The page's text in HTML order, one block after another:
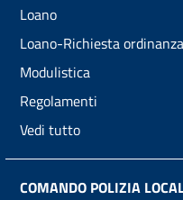
Loano
Loano-Richiesta
Modulistica
Regolamenti
Vedi tutto
COMANDO POLIZIA